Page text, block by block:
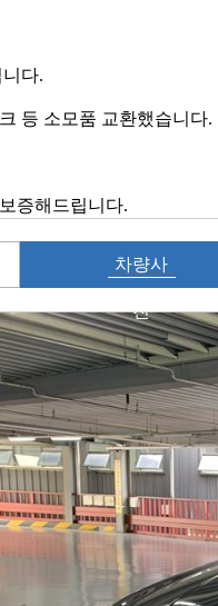
다.
등 소모품 교환했습니다.
증해드립니다.
차량사
진